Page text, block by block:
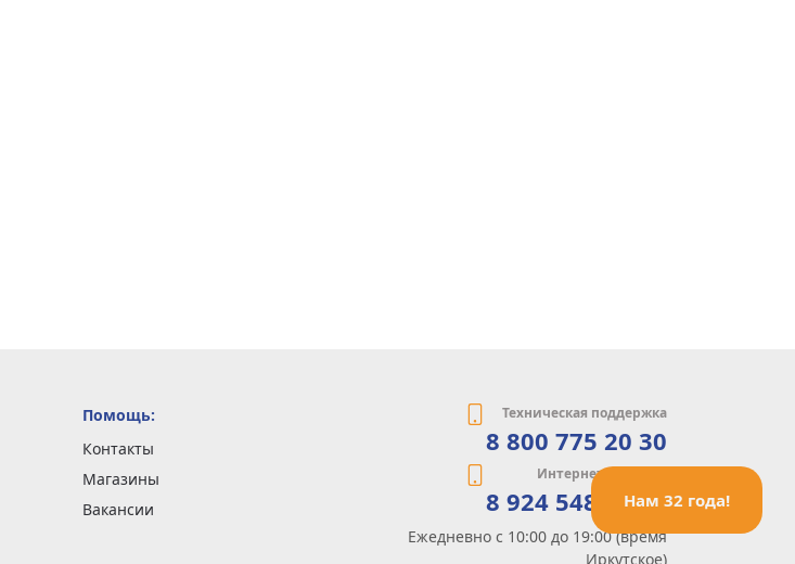
Нам 32 года!
Помощь:
Контакты
Магазины
Вакансии
Техническая поддержка
8 800 775 20 30
Интернет-магазин
8 924 548 85 07
Ежедневно с 10:00 до 19:00 (время
Иркутское)